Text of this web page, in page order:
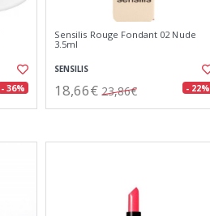
- 36%
Sensilis Rouge Fondant 02 Nude
3.5ml
SENSILIS
18,66€ 23,86€ - 22%